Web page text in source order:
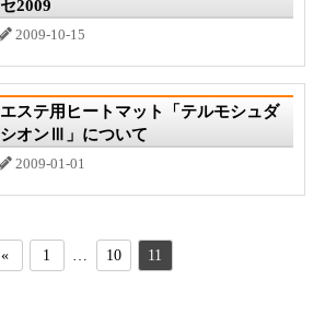
セ2009
2009-10-15
エステ用ヒートマット「テルモシュダ
シオンⅢ」について
2009-01-01
« 1 10 11